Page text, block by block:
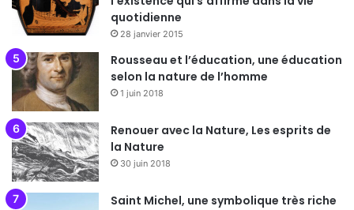
quotidienne
28 janvier 2015
Rousseau et l’éducation, une éducation
selon la nature de l’homme
1 juin 2018
Renouer avec la Nature, Les esprits de
la Nature
30 juin 2018
Saint Michel, une symbolique très riche